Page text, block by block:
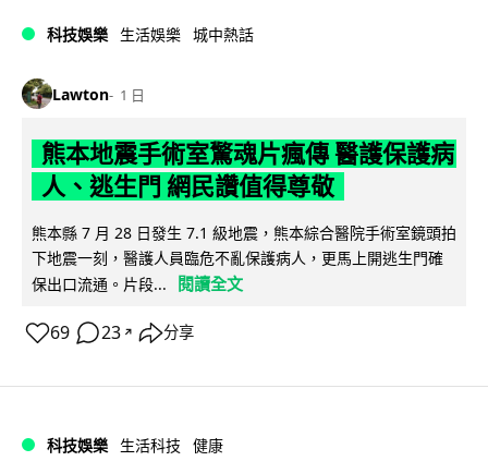
科技娛樂 生活娛樂 城中熱話
Lawton 1 日
熊本地震手術室驚魂片瘋傳 醫護保護病
人、逃生門 網民讚值得尊敬
熊本縣 7 月 28 日發生 7.1 級地震，熊本綜合醫院手術室鏡頭拍
下地震一刻，醫護人員臨危不亂保護病人，更馬上開逃生門確
保出口流通。片段...
閱讀全文
69 23 ↗ 分享
科技娛樂 生活科技 健康